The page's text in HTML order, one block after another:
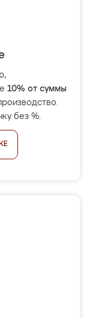
10% от суммы
без %.